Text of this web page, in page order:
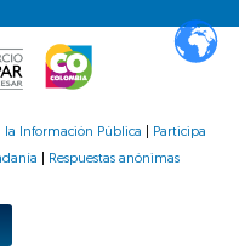
la Información Pública
Participa
Respuestas anónimas